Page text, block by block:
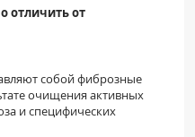
отличить от
собой фиброзные
очищения активных
и специфических